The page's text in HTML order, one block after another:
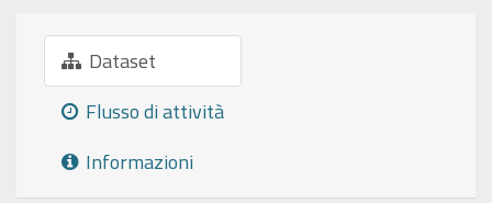
Dataset
Flusso di attività
Informazioni